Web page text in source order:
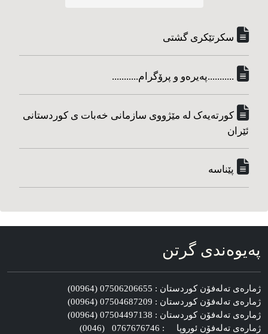
سکرتێکری گشتی
...........په‌یره‌و و پرۆگرام...........
کورته‌یه‌ک له مێژووی سازمانی خه‌بات ی کوردستانی
ئێران
پێناسه‌
په‌یوه‌ندی گرتن
ژماره‌ی ته‌له‌فۆن کوردستان : 07506206655 (00964)
ژماره‌ی ته‌له‌فۆن کوردستان : 07504687209 (00964)
ژماره‌ی ته‌له‌فۆن کوردستان : 07504497138 (00964)
ژماره‌ی ته‌له‌فۆن ئوروپا : 0767676746 (0046)